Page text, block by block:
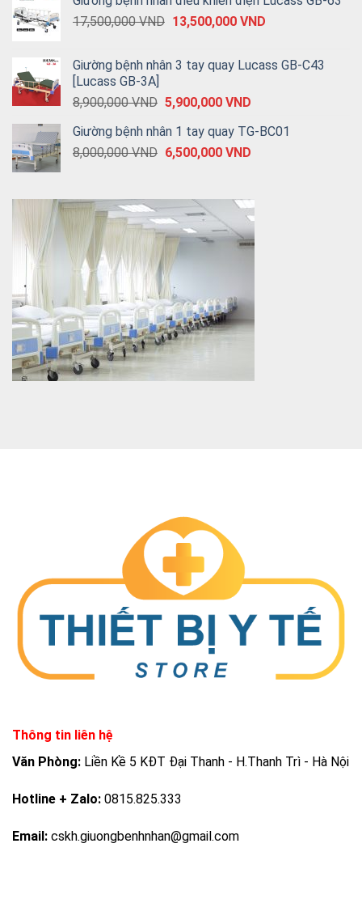
17,500,000VND 13,500,000 VND
Giường bệnh nhân 3 tay quay Lucass GB-C43
[Lucass GB-3A]
8,900,000VND 5,900,000 VND
Giường bệnh nhân 1 tay quay TG-BC01
8,000,000VND 6,500,000 VND
Thông tin liên hệ
Văn Phòng: Liền Kề 5 KĐT Đại Thanh - H.Thanh Trì - Hà Nội
Hotline + Zalo: 0815.825.333
Email: cskh.giuongbenhnhan@gmail.com